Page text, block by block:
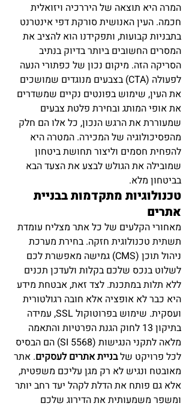
המרה היא תוצאה של היררכיה ויזואלית
חכמה. העין האנושית סורקת דפי אינטרנט
בתבניות קבועות, ותפקידנו הוא להציב את
המסרים החשובים ביותר בדיוק בנתיב
הסריקה הזה. מיקום נכון של כפתורי הנעה
לפעולה (CTA) בצבעים מנוגדים שמושכים
את העין, שימוש בפונטים נקיים שמשדרים
את אופי המותג ובחירת פלטת צבעים
שמעוררת את הרגש הנכון, כל אלו הם חלק
מהפסיכולוגיה של המכירה. המטרה היא
להפחית חסמים וליצור תחושת ביטחון
שמובילה את הגולש לבצע את הצעד הבא
בביטחון מלא.
טכנולוגיות מתקדמות בבניית
אתרים
מאחורי הקלעים של כל אתר מצליח עומדת
תשתית טכנולוגית חזקה. בחירת מערכת
ניהול תוכן (CMS) גמישה מאפשרת לכם
לשלוט בנכס שלכם בקלות ולעדכן תכנים
ללא תלות במתכנת. לצד זאת, אבטחת מידע
היא כבר לא אופציה אלא חובה רגולטורית
ועסקית. שימוש בפרוטוקול SSL, עמידה
בתיקון 13 לחוק הגנת הפרטיות והתאמה
מלאה לתקני הנגישות (SI 5568) הם הבסיס
לכל פרויקט של בניית אתרים לעסקים. אתר
מאובטח ונגיש לא רק מגן עליכם משפטית,
אלא גם פותח את הדלת לקהל יעד רחב יותר
ומשפר משמעותית את הדירוג שלכם